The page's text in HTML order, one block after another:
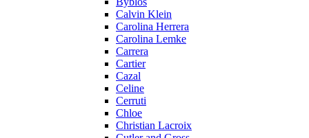
Calvin Klein
Carolina Herrera
Carolina Lemke
Carrera
Cartier
Cazal
Celine
Cerruti
Chloe
Christian Lacroix